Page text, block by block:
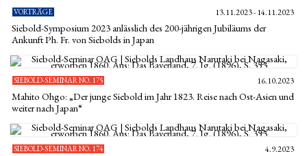
VORTRÄGE 13.11.2023 - 14.11.2023
Siebold-Symposium 2023 anlässlich des 200-jährigen Jubiläums der
Ankunft Ph. Fr. von Siebolds in Japan
SIEBOLD-SEMINAR NO. 175 16.10.2023
Mahito Ohgo: „Der junge Siebold im Jahr 1823. Reise nach Ost-Asien und
weiter nach Japan“
SIEBOLD-SEMINAR NO. 174 4.9.2023